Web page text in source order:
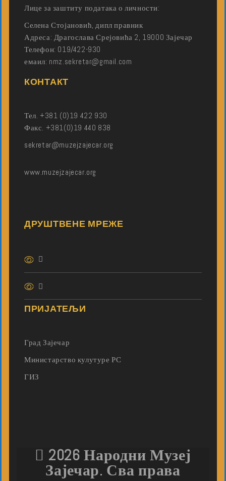
Лице за заштиту података о личности:
Селена Стојановић, дипл правник
Адреса: Драгослава Срејовића 2, 19000 Зајечар
Телефон: 019/422-930
емаил: nmz.sekretar@gmail.com
КОНТАКТ
Тел. +381 (0)19 422 930
Факс. +381(0)19 440 838
sekretar@muzejzajecar.org
www.muzejzajecar.org
ДРУШТВЕНЕ МРЕЖЕ
ПРИЈАТЕЉИ
Град Зајечар
Министарство кулутуре РС
ГИЗ
2026 Народни Музеј
Зајечар. Сва права